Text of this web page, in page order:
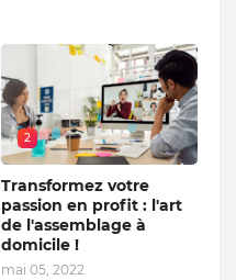
2
Transformez votre
passion en profit : l'art
de l'assemblage à
domicile !
mai 05, 2022